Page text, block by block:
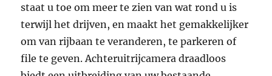
staat u toe om meer te zien van wat rond u is
terwijl het drijven, en maakt het gemakkelijker
om van rijbaan te veranderen, te parkeren of
file te geven. Achteruitrijcamera draadloos